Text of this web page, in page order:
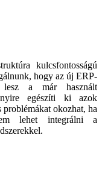
kulcsfontosságú
hogy az új ERP-
lesz a már használt
egészíti ki azok
okozhat, ha
lehet integrálni a